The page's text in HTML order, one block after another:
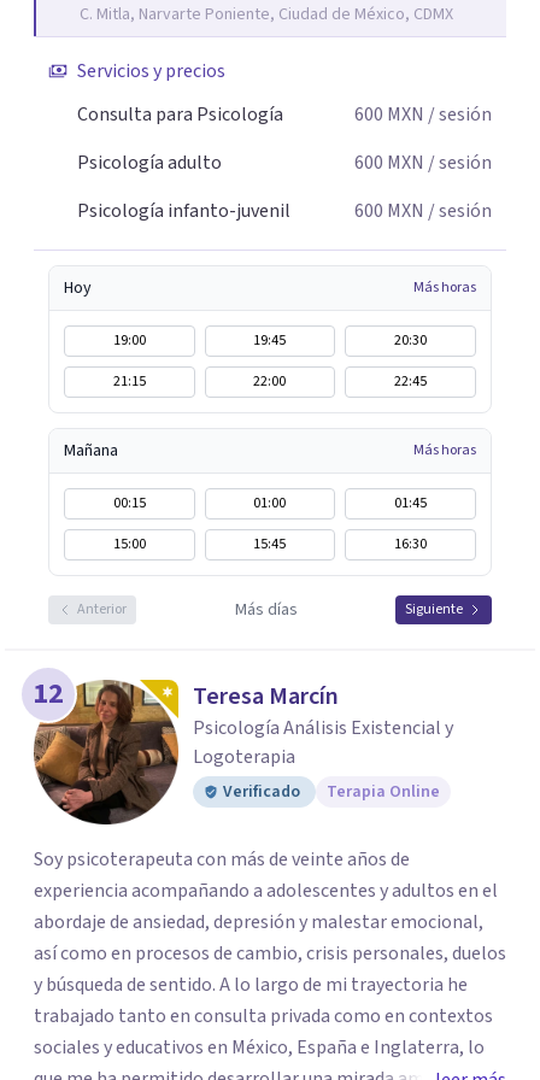
C. Mitla, Narvarte Poniente, Ciudad de México, CDMX
Servicios y precios
Consulta para Psicología
600 MXN / sesión
Psicología adulto
600 MXN / sesión
Psicología infanto-juvenil
600 MXN / sesión
Hoy Más horas
19:00 19:45
20:30
21:15
22:00 22:45
Mañana Más horas
00:15 01:00
01:45
15:00
15:45 16:30
Anterior Más días Siguiente
12 Teresa Marcín
Psicología Análisis Existencial y
Logoterapia
Verificado Terapia Online
Soy psicoterapeuta con más de veinte años de
experiencia acompañando a adolescentes y adultos en el
abordaje de ansiedad, depresión y malestar emocional,
así como en procesos de cambio, crisis personales, duelos
y búsqueda de sentido. A lo largo de mi trayectoria he
trabajado tanto en consulta privada como en contextos
sociales y educativos en México, España e Inglaterra, lo